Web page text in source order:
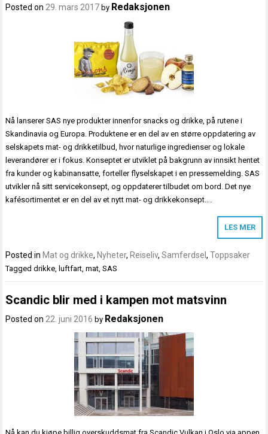
Posted on 29. mars 2017 by Redaksjonen
Nå lanserer SAS nye produkter innenfor snacks og drikke, på rutene i
Skandinavia og Europa. Produktene er en del av en større oppdatering av
selskapets mat- og drikketilbud, hvor naturlige ingredienser og lokale
leverandører er i fokus. Konseptet er utviklet på bakgrunn av innsikt hentet
fra kunder og kabinansatte, forteller flyselskapet i en pressemelding. SAS
utvikler nå sitt servicekonsept, og oppdaterer tilbudet om bord. Det nye
kafésortimentet er en del av et nytt mat- og drikkekonsept….
LES MER
Posted in Mat og drikke, Nyheter, Reiseliv,Samferdsel,Toppsaker
Taggeddrikke luftfart ,mat ,SAS
Scandic blir med i kampen mot matsvinn
Posted on22. juni 2016 by Redaksjonen